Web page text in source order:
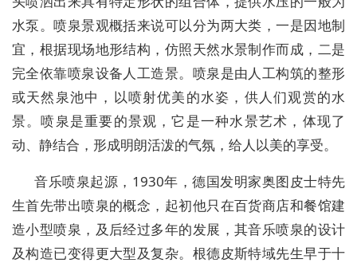
水泵。喷泉景观概括来说可以分为两大类，一是因地制
宜，根据现场地形结构，仿照天然水景制作而成，二是
完全依靠喷泉设备人工造景。喷泉是由人工构筑的整形
或天然泉池中，以喷射优美的水姿，供人们观赏的水
景。喷泉是重要的景观，它是一种水景艺术，体现了
动、静结合，形成明朗活泼的气氛，给人以美的享受。
音乐喷泉起源，1930年，德国发明家奥图皮士特先
生首先带出喷泉的概念，起初他只在百货商店和餐馆建
造小型喷泉，及后经过多年的发展，其音乐喷泉的设计
及构造已变得更大型及复杂。根德皮斯特域先生早于十